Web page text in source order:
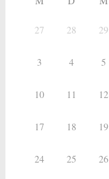
27 28 29
3 4 5
10 11 12
17 18 19
24 25 26